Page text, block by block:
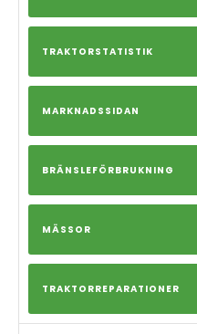
TRAKTORSTATISTIK
MARKNADSSIDAN
BRÄNSLEFÖRBRUKNING
MÄSSOR
TRAKTORREPARATIONER